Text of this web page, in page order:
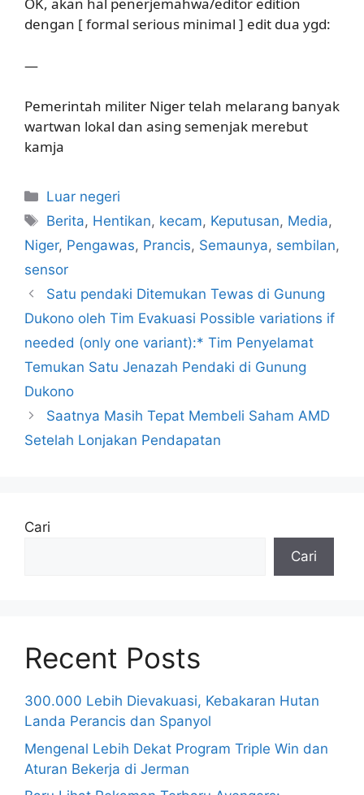
dengan [ formal serious minimal ] edit dua ygd:
—
Pemerintah militer Niger telah melarang banyak
wartwan lokal dan asing semenjak merebut
kamja
Kategori
Luar negeri
Tag
Berita, Hentikan, kecam, Keputusan, Media,
Niger, Pengawas, Prancis, Semaunya, sembilan,
sensor
Satu pendaki Ditemukan Tewas di Gunung
Dukono oleh Tim Evakuasi Possible variations if
needed (only one variant):* Tim Penyelamat
Temukan Satu Jenazah Pendaki di Gunung
Dukono
Saatnya Masih Tepat Membeli Saham AMD
Setelah Lonjakan Pendapatan
Cari
Cari
Recent Posts
300.000 Lebih Dievakuasi, Kebakaran Hutan
Landa Perancis dan Spanyol
Mengenal Lebih Dekat Program Triple Win dan
Aturan Bekerja di Jerman